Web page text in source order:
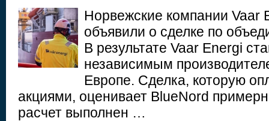
Норвежские компании Vaar
объявили о сделке по
В результате Vaar Energi
независимым
Европе. Сделка, которую
акциями, оценивает BlueNord
расчет выполнен …